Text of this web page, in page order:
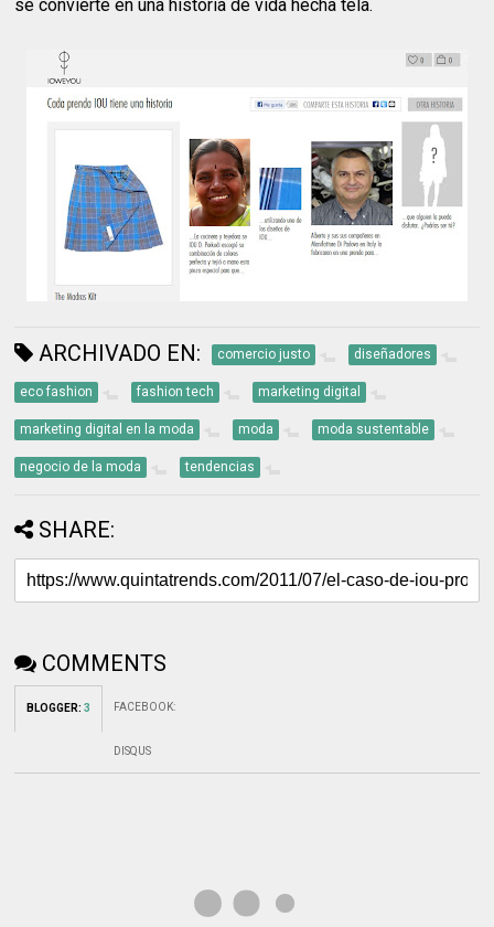
se convierte en una historia de vida hecha tela.
ARCHIVADO EN: comercio justo diseñadores
eco fashion fashion tech marketing digital
marketing digital en la moda moda moda sustentable
negocio de la moda tendencias
SHARE:
COMMENTS
BLOGGER:3 FACEBOOK:
DISQUS